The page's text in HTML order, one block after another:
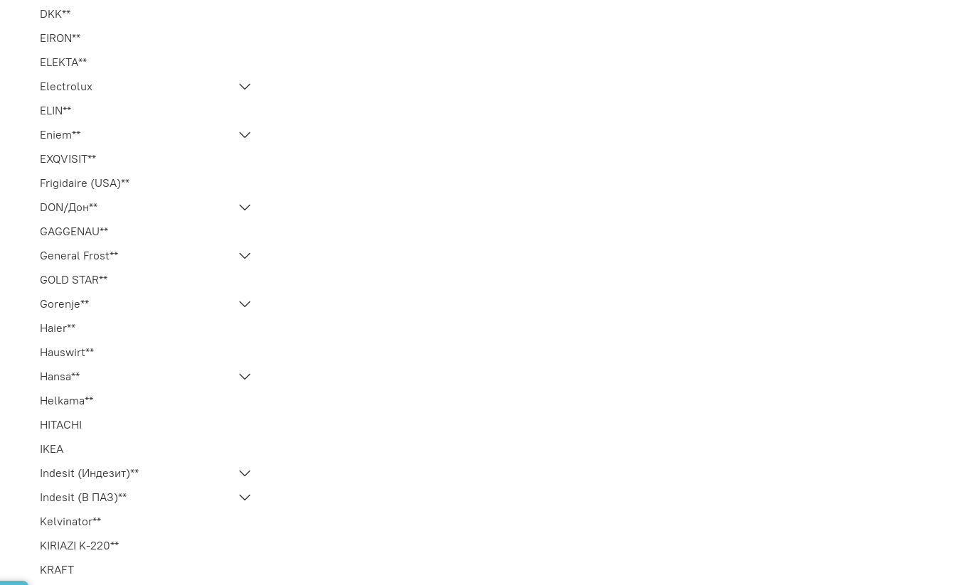
DKK**
EIRON**
ELEKTA**
Electrolux
ELIN**
Eniem**
EXQVISIT**
Frigidaire (USA)**
DON/Дон**
GAGGENAU**
General Frost**
GOLD STAR**
Gorenje**
Haier**
Hauswirt**
Hansa**
Helkama**
HITACHI
IKEA
Indesit (Индезит)**
Indesit (В ПАЗ)**
Kelvinator**
KIRIAZI K-220**
KRAFT